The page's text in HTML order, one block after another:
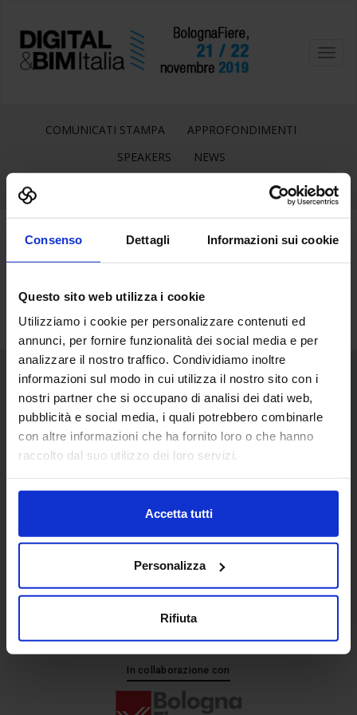
Consenso Dettagli Informazioni sui cookie
Questo sito web utilizza i cookie
Utilizziamo i cookie per personalizzare contenuti ed
annunci, per fornire funzionalità dei social media e per
analizzare il nostro traffico. Condividiamo inoltre
informazioni sul modo in cui utilizza il nostro sito con i
nostri partner che si occupano di analisi dei dati web,
pubblicità e social media, i quali potrebbero combinarle
con altre informazioni che ha fornito loro o che hanno
raccolto dal suo utilizzo dei loro servizi.
Accetta tutti
Personalizza
Rifiuta
COMUNICATI STAMPA
APPROFONDIMENTI
SPEAKERS
NEWS
Senaf srl
+ 39 051.325511
+ 39 02.332039460
In collaborazione con